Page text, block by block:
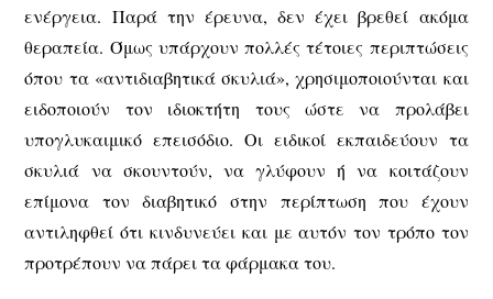
ενέργεια. Παρά την έρευνα, δεν έχει βρεθεί ακόμα
θεραπεία. Όμως υπάρχουν πολλές τέτοιες περιπτώσεις
όπου τα «αντιδιαβητικά σκυλιά», χρησιμοποιούνται και
ειδοποιούν τον ιδιοκτήτη τους ώστε να προλάβει
υπογλυκαιμικό επεισόδιο. Οι ειδικοί εκπαιδεύουν τα
σκυλιά να σκουντούν, να γλύφουν ή να κοιτάζουν
επίμονα τον διαβητικό στην περίπτωση που έχουν
αντιληφθεί ότι κινδυνεύει και με αυτόν τον τρόπο τον
προτρέπουν να πάρει τα φάρμακα του.